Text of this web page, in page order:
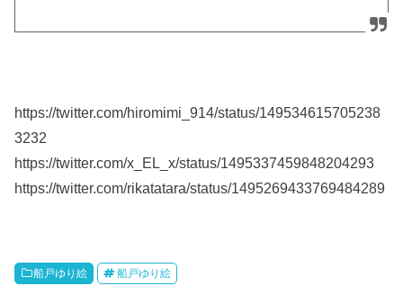
https://twitter.com/hiromimi_914/status/149534615705238
3232
https://twitter.com/x_EL_x/status/1495337459848204293
https://twitter.com/rikatatara/status/1495269433769484289
船戸ゆり絵 船戸ゆり絵